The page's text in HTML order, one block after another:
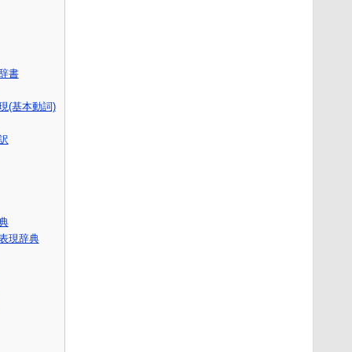
書
(基本動詞)
現辞典